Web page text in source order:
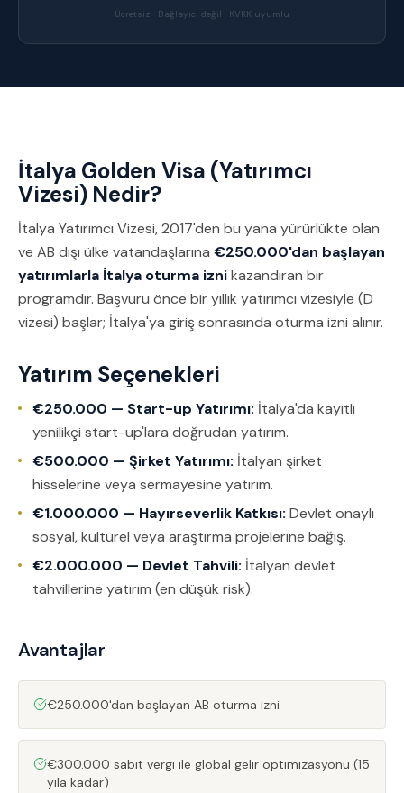
Ücretsiz · Bağlayıcı değil · KVKK uyumlu
İtalya Golden Visa (Yatırımcı
Vizesi) Nedir?
İtalya Yatırımcı Vizesi, 2017'den bu yana yürürlükte olan
ve AB dışı ülke vatandaşlarına €250.000'dan başlayan
yatırımlarla İtalya oturma iznikazandıran bir
programdır. Başvuru önce bir yıllık yatırımcı vizesiyle (D
vizesi) başlar; İtalya'ya giriş sonrasında oturma izni alınır.
Yatırım Seçenekleri
€250.000 — Start-up Yatırımı: İtalya'da kayıtlı
yenilikçi start-up'lara doğrudan yatırım.
€500.000 — Şirket Yatırımı: İtalyan şirket
hisselerine veya sermayesine yatırım.
€1.000.000 — Hayırseverlik Katkısı: Devlet onaylı
sosyal, kültürel veya araştırma projelerine bağış.
€2.000.000 — Devlet Tahvili: İtalyan devlet
tahvillerine yatırım (en düşük risk).
Avantajlar
€250.000'dan başlayan AB oturma izni
€300.000 sabit vergi ile global gelir optimizasyonu (15
yıla kadar)